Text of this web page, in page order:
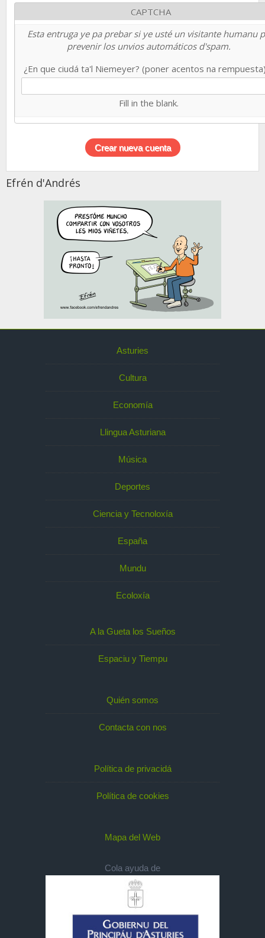
CAPTCHA
Esta entruga ye pa prebar si ye usté un visitante humanu
prevenir los unvios automáticos d'spam.
¿En que ciudá ta'l Niemeyer? (poner acentos na
Fill in the blank.
Efrén d'Andrés
Asturies
Cultura
Economía
Llingua Asturiana
Música
Deportes
Ciencia y Tecnoloxía
España
Mundu
Ecoloxía
A la Gueta los Sueños
Espaciu y Tiempu
Quién somos
Contacta con nos
Política de privacidá
Política de cookies
Mapa del Web
Cola ayuda de